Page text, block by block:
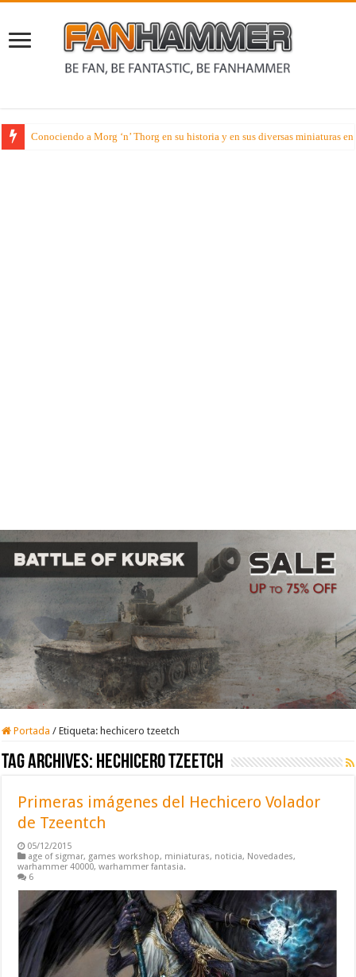
Conociendo a Morg ‘n’ Thorg en su historia y en sus diversas miniaturas
Portada / Etiqueta: hechicero tzeetch
Tag Archives: hechicero tzeetch
Primeras imágenes del Hechicero Volador
de Tzeentch
05/12/2015
age of sigmar, games workshop, miniaturas, noticia, Novedades,
warhammer 40000,warhammer fantasia.
6